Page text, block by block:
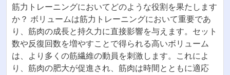
筋力トレーニングにおいてどのような役割を果たします
か？ ボリュームは筋力トレーニングにおいて重要であ
り、筋肉の成長と持久力に直接影響を与えます。セット
数や反復回数を増やすことで得られる高いボリューム
は、より多くの筋繊維の動員を刺激します。これによ
り、筋肉の肥大が促進され、筋肉は時間とともに適応